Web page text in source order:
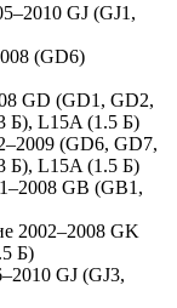
GJ (GJ1,
(GD6)
GD (GD1, GD2,
Б), L15A (1.5 Б)
(GD6, GD7,
Б), L15A (1.5 Б)
GB (GB1,
2002–2008 GK
Б)
GJ (GJ3,